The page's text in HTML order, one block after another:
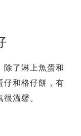
除了淋上魚蛋和
仔和格仔餅，有
溫馨。